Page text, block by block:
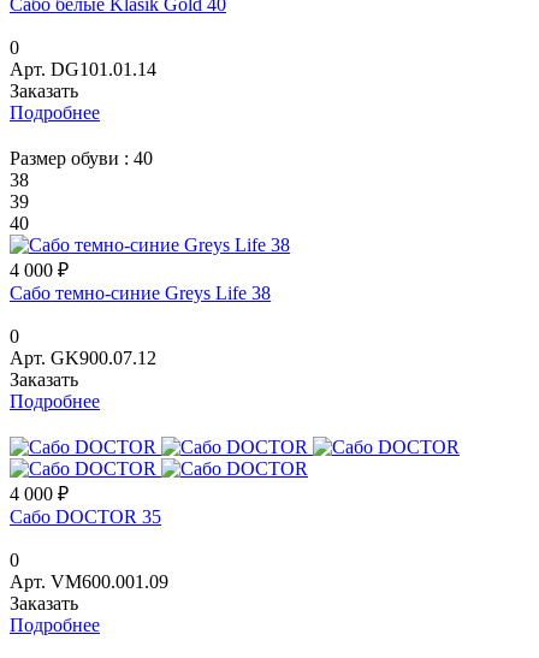
0
Арт. DG101.01.14
Заказать
Подробнее
Размер обуви : 40
38
39
40
4 000 ₽
Сабо темно-синие Greys Life 38
0
Арт. GK900.07.12
Заказать
Подробнее
4 000 ₽
Сабо DOCTOR 35
0
Арт. VM600.001.09
Заказать
Подробнее